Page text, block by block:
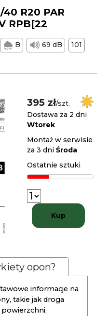
40 R20 PAR
RPB[22
B 69 dB
101
395 zł/szt.
Dostawa za 2 dni
Wtorek
Montaż w serwisie
za 3 dniŚroda
Ostatnie sztuki
Kup
opon?
informacje na
takie jak droga